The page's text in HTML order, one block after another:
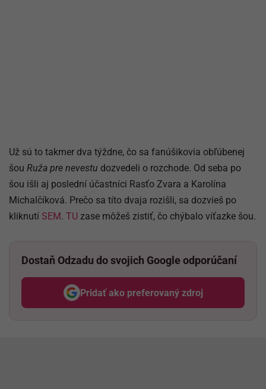
Už sú to takmer dva týždne, čo sa fanúšikovia obľúbenej
šou Ruža pre nevestu dozvedeli o rozchode. Od seba po
šou išli aj poslední účastníci Rasťo Zvara a Karolína
Michalčíková. Prečo sa títo dvaja rozišli, sa dozvieš po
kliknutí SEM. TU zase môžeš zistiť, čo chýbalo víťazke šou.
Dostaň Odzadu do svojich Google odporúčaní
Pridať ako preferovaný zdroj
Odzadu, odkaz sa otvorí v